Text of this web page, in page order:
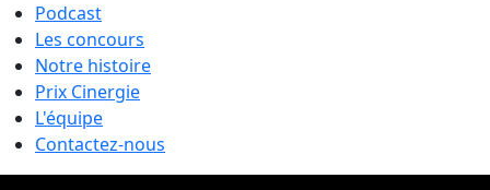
Podcast
Les concours
Notre histoire
Prix Cinergie
L'équipe
Contactez-nous